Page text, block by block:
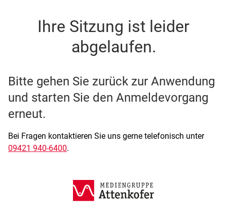
SSO Single-Sign-On der
Ihre Sitzung ist leider
abgelaufen.
Bitte gehen Sie zurück zur Anwendung
und starten Sie den Anmeldevorgang
erneut.
Bei Fragen kontaktieren Sie uns gerne telefonisch unter
09421 940-6400.